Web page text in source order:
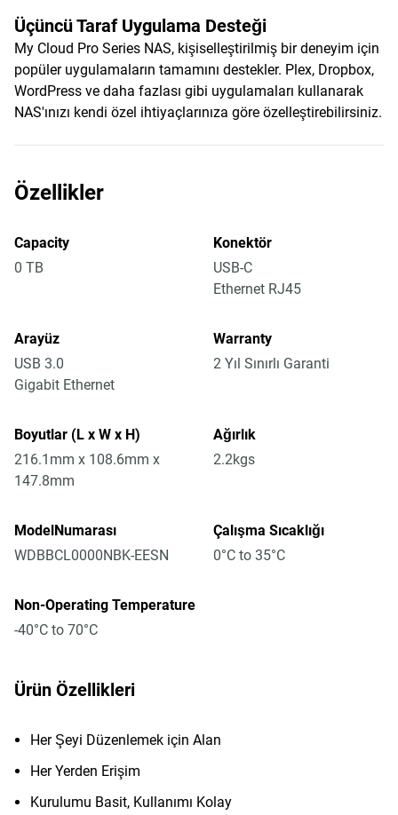
Üçüncü Taraf Uygulama Desteği
My Cloud Pro Series NAS, kişiselleştirilmiş bir deneyim için
popüler uygulamaların tamamını destekler. Plex, Dropbox,
WordPress ve daha fazlası gibi uygulamaları kullanarak
NAS'ınızı kendi özel ihtiyaçlarınıza göre özelleştirebilirsiniz.
Özellikler
Capacity
0 TB
Konektör
USB-C
Ethernet RJ45
Arayüz
USB 3.0
Gigabit Ethernet
Warranty
2 Yıl Sınırlı Garanti
Boyutlar (L x W x H)
216.1mm x 108.6mm x
147.8mm
Ağırlık
2.2kgs
ModelNumarası
WDBBCL0000NBK-EESN
Çalışma Sıcaklığı
0°C to 35°C
Non-Operating Temperature
-40°C to 70°C
Ürün Özellikleri
Her Şeyi Düzenlemek için Alan
Her Yerden Erişim
Kurulumu Basit, Kullanımı Kolay